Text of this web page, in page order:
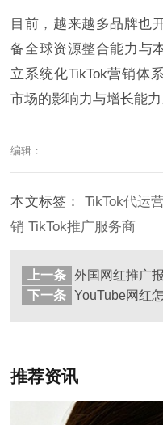
目前，越来越多品牌也
备全球资源整合能力与
立系统化TikTok营销体
市场的影响力与增长能力
编辑：
本文标签： TikTok代运
销TikTok推广服务商
上一条
下一条
推荐资讯